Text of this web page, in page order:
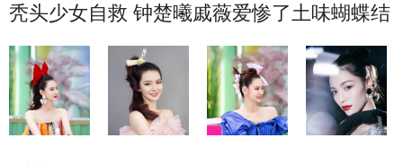
秃头少女自救 钟楚曦戚薇爱惨了土味蝴蝶结